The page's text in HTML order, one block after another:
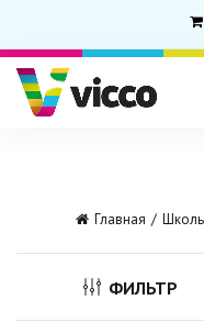
Главная
ФИЛЬТР